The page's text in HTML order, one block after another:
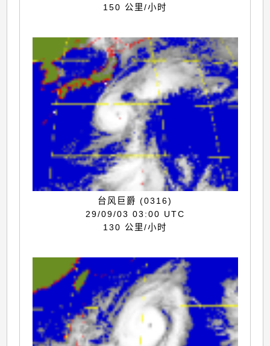
150 公里/小时
台风巨爵 (0316)
29/09/03 03:00 UTC
130 公里/小时